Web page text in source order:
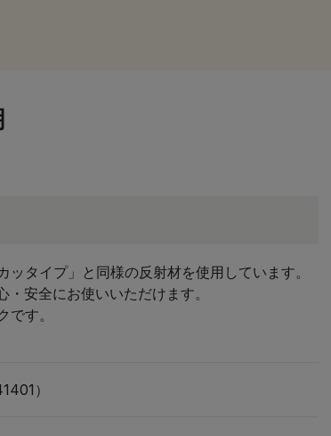
タイプ」と同様の反射材を使用しています。
安全にお使いいただけます。
です。
）